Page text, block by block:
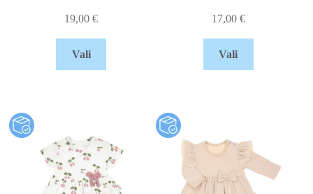
19,00€
Vali
17,00 €
Vali